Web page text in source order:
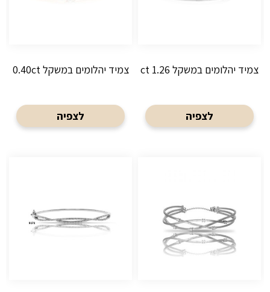
צמיד יהלומים במשקל 1.26 ct
לצפיה
צמיד יהלומים במשקל 0.40ct
לצפיה